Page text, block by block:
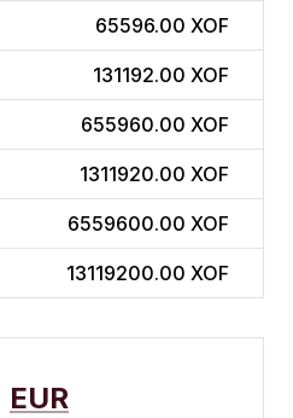
65596.00 XOF
131192.00 XOF
655960.00 XOF
1311920.00 XOF
6559600.00 XOF
13119200.00 XOF
EUR